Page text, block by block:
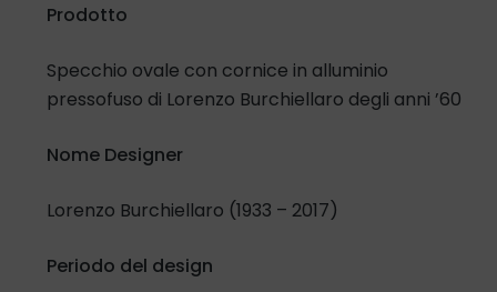
Confermo di aver letto e compreso l'
Prodotto
Specchio ovale con cornice in alluminio
pressofuso di Lorenzo Burchiellaro degli anni ’60
Nome Designer
Lorenzo Burchiellaro (1933 – 2017)
Periodo del design